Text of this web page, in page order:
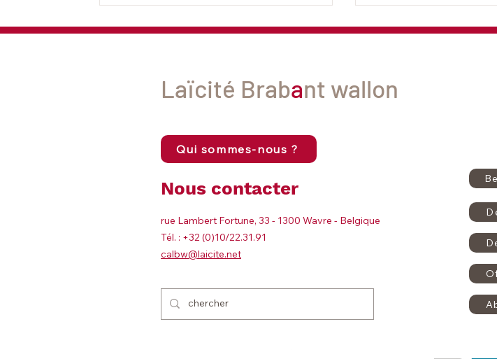
liberté, égalité, solidarité ? Tu as 3 minutes
pour nous le prouver ! Tous les styles sont
Laïcité Brabant wallon
Qui sommes-nous ?
Nous contacter
rue Lambert Fortune, 33 - 1300 Wavre - Belgique
Tél. : +32 (0)10/22.31.91
calbw@laicite.net